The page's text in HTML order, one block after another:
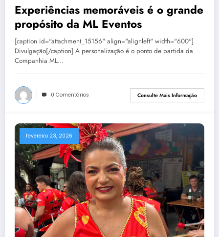
Experiências memoráveis é o grande
propósito da ML Eventos
[caption id="attachment_15156" align="alignleft" width="600"]
Divulgação[/caption] A personalização é o ponto de partida da
Companhia ML…
0 Comentários Consulte Mais Informação
fevereiro 23, 2026